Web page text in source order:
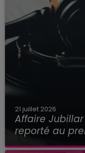
21 juillet 2026
Affaire
reporté au